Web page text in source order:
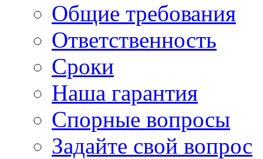
Общие требования
Ответственность
Сроки
Наша гарантия
Спорные вопросы
Задайте свой вопрос